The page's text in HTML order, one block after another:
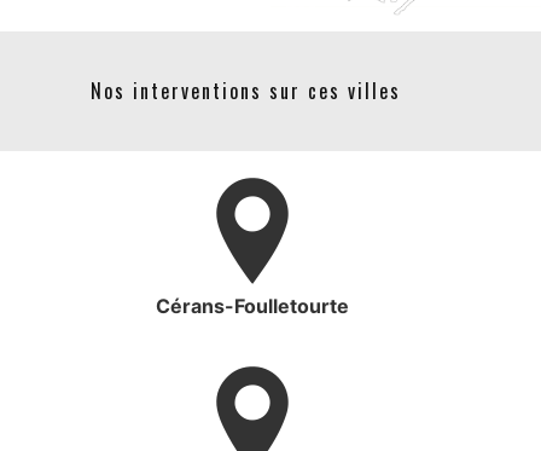
Nos interventions sur ces villes
Cérans-Foulletourte